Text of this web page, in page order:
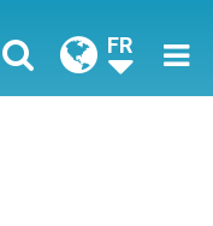
FR